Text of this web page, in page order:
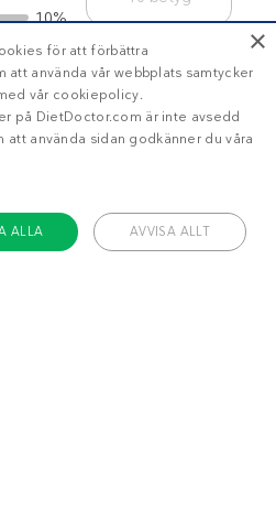
10%
läckra
personliga
×
för att förbättra
att använda vår webbplats samtycker
vår cookiepolicy.
på DietDoctor.com är inte avsedd
att använda sidan godkänner du våra
ALLA AVVISA ALLT